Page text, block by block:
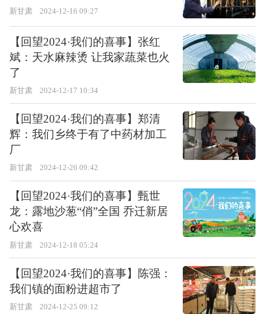
新甘肃 2024-12-16 09:27
【回望2024·我们的喜事】张红
斌：天水麻辣烫 让我家蔬菜也火
了
新甘肃 2024-12-17 10:34
【回望2024·我们的喜事】郑清
辉：我们乡终于有了中药材加工
厂
新甘肃 2024-12-26 09:42
【回望2024·我们的喜事】甄世
龙：露地沙葱“俏”全国 乔迁新居
心欢喜
新甘肃 2024-12-18 05:24
【回望2024·我们的喜事】陈强：
我们镇的面粉进超市了
新甘肃 2024-12-25 09:12